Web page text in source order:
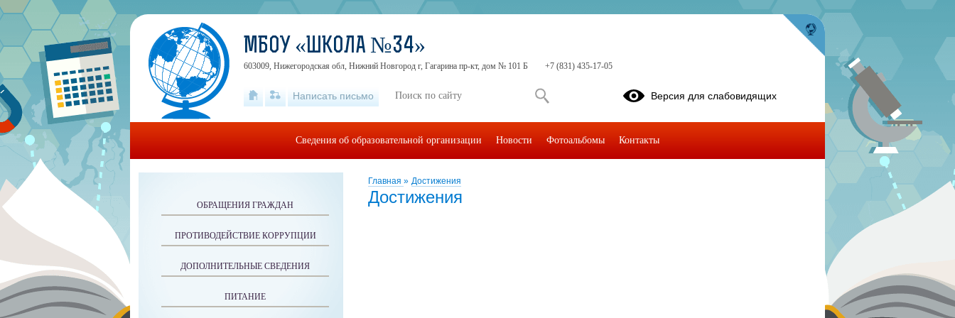
Главная » Достижения
Достижения
ОБРАЩЕНИЯ ГРАЖДАН
ПРОТИВОДЕЙСТВИЕ КОРРУПЦИИ
ДОПОЛНИТЕЛЬНЫЕ СВЕДЕНИЯ
ПИТАНИЕ
МБОУ «ШКОЛА №34»
603009, Нижегородская обл, Нижний Новгород г, Гагарина пр-кт, дом № 101 Б +7 (831) 435-17-05
Написать письмо Версия для слабовидящих
Сведения об образовательной организации Новости Фотоальбомы Контакты